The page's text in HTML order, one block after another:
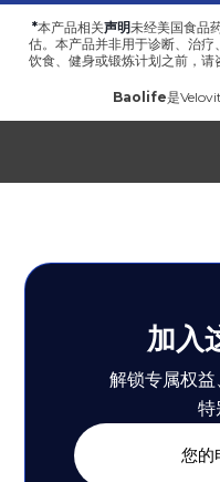
*本产品相关声明未经美国食品
估。本产品并非用于诊断、治疗
饮食、健身或锻炼计划之前，
Baolife是
加入
解锁专属权
特